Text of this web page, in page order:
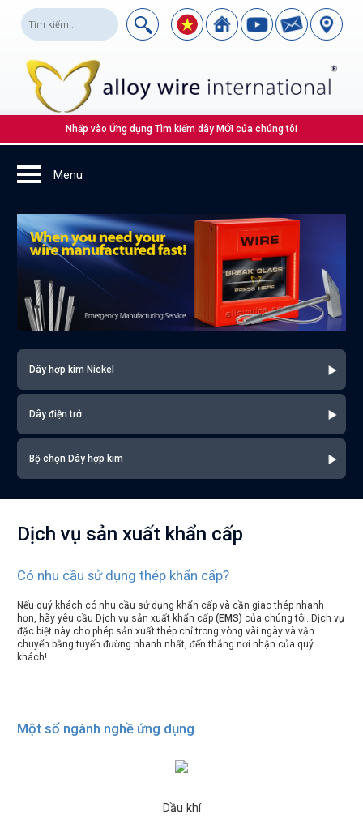
Nhấp vào Ứng dụng Tìm kiếm dây MỚI của chúng tôi
Dây hợp kim Nickel
Dây điện trở
Bộ chọn Dây hợp kim
Dịch vụ sản xuất khẩn cấp
Có nhu cầu sử dụng thép khẩn cấp?
Nếu quý khách có nhu cầu sử dụng khẩn cấp và cần giao thép nhanh
hơn, hãy yêu cầu Dịch vụ sản xuất khẩn cấp(EMS) của chúng tôi. Dịch vụ
đặc biệt này cho phép sản xuất thép chỉ trong vòng vài ngày và vận
chuyển bằng tuyến đường nhanh nhất, đến thẳng nơi nhận của quý
khách!
Một số ngành nghề ứng dụng
Dầu khí